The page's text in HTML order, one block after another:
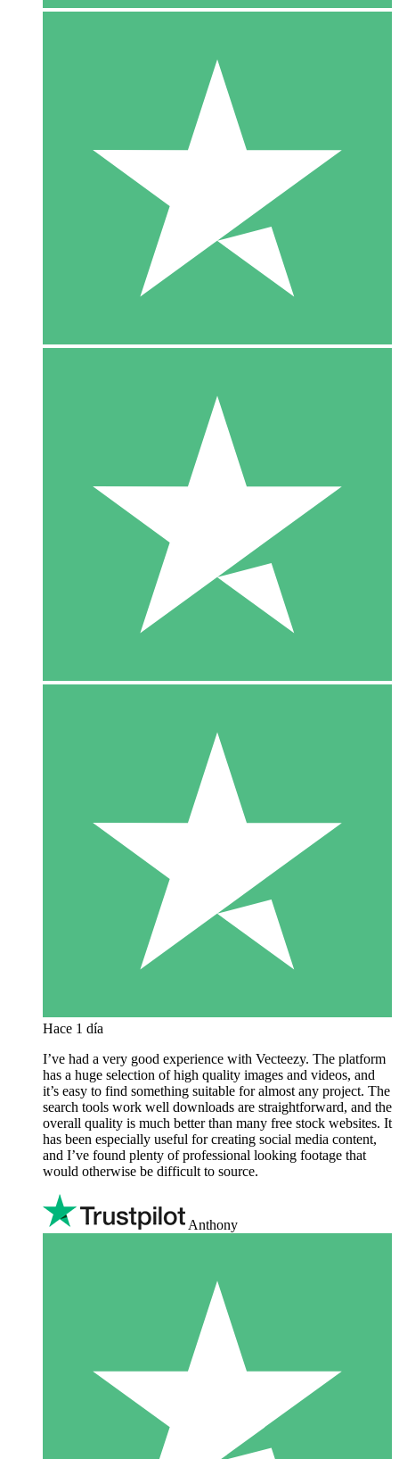
Hace 1 día
I’ve had a very good experience with Vecteezy. The platform
has a huge selection of high quality images and videos, and
it’s easy to find something suitable for almost any project. The
search tools work well downloads are straightforward, and the
overall quality is much better than many free stock websites. It
has been especially useful for creating social media content,
and I’ve found plenty of professional looking footage that
would otherwise be difficult to source.
Anthony